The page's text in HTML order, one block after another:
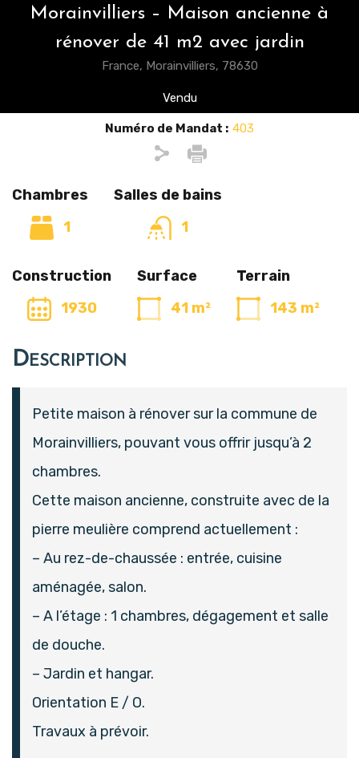
Morainvilliers – Maison ancienne à
rénover de 41 m2 avec jardin
France, Morainvilliers, 78630
Vendu
Numéro de Mandat : 403
Chambres
1
Salles de bains
1
Construction
1930
Surface
41 m²
Terrain
143 m²
Description
Petite maison à rénover sur la commune de
Morainvilliers, pouvant vous offrir jusqu’à 2
chambres.
Cette maison ancienne, construite avec de la
pierre meulière comprend actuellement :
– Au rez-de-chaussée : entrée, cuisine
aménagée, salon.
– A l’étage : 1 chambres, dégagement et salle
de douche.
– Jardin et hangar.
Orientation E / O.
Travaux à prévoir.